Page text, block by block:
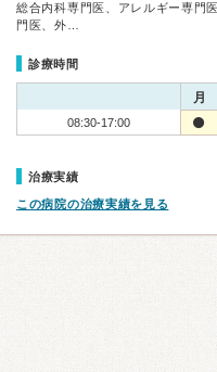
総合内科専門医、アレルギー専門
門医、外…
診療時間
月
08:30-17:00
治療実績
この病院の治療実績を見る